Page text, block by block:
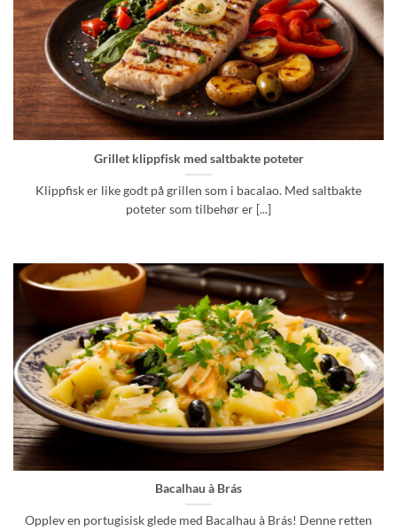
Grillet klippfisk med saltbakte poteter
Klippfisk er like godt på grillen som i bacalao. Med saltbakte
poteter som tilbehør er [...]
Bacalhau à Brás
Opplev en portugisisk glede med Bacalhau à Brás! Denne retten